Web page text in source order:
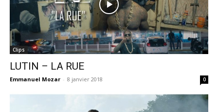
Clips
LUTIN – LA RUE
Emmanuel Mozar - 8 janvier 2018 0